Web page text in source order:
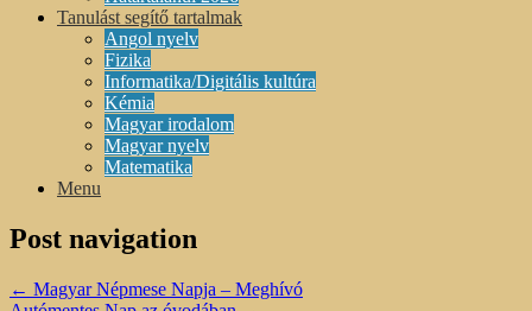
Tanulást segítő tartalmak
Angol nyelv
Fizika
Informatika/Digitális kultúra
Kémia
Magyar irodalom
Magyar nyelv
Matematika
Menu
Post navigation
← Magyar Népmese Napja – Meghívó